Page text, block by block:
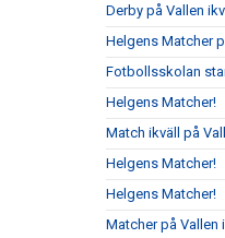
Derby på Vallen
Helgens Matcher
Fotbollsskolan
Helgens Matcher!
Match ikväll på
Helgens Matcher!
Helgens Matcher!
Matcher på Vallen